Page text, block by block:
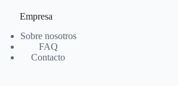
Empresa
Sobre nosotros
FAQ
Contacto